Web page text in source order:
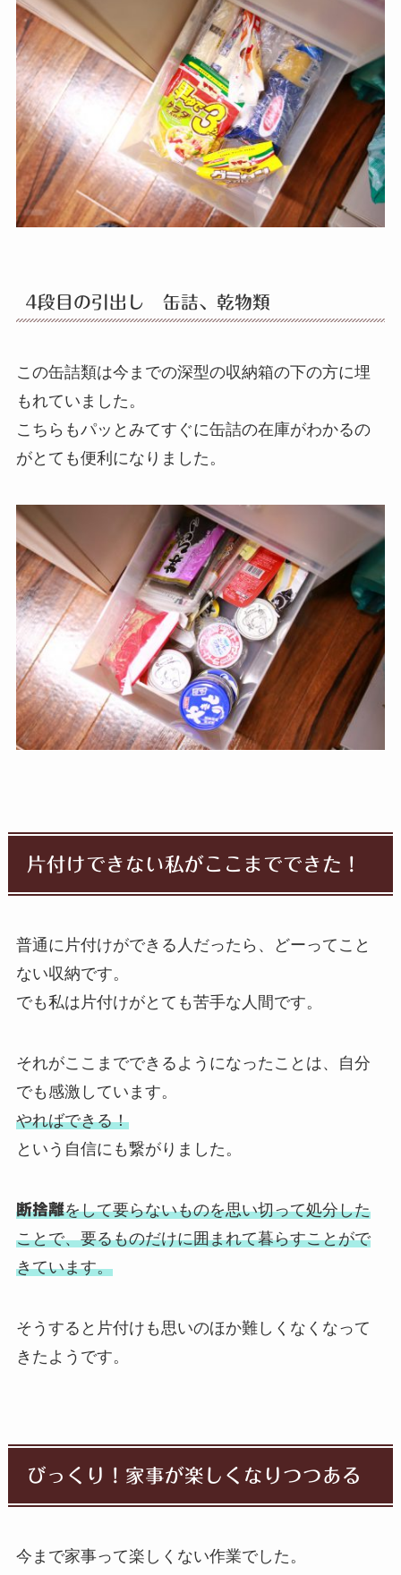
4段目の引出し 缶詰、乾物類
この缶詰類は今までの深型の収納箱の下の方に埋
もれていました。
こちらもパッとみてすぐに缶詰の在庫がわかるの
がとても便利になりました。
片付けできない私がここまでできた！
普通に片付けができる人だったら、どーってこと
ない収納です。
でも私は片付けがとても苦手な人間です。
それがここまでできるようになったことは、自分
でも感激しています。
やればできる！
という自信にも繋がりました。
断捨離をして要らないものを思い切って処分した
ことで、要るものだけに囲まれて暮らすことがで
きています。
そうすると片付けも思いのほか難しくなくなって
きたようです。
びっくり！家事が楽しくなりつつある
今まで家事って楽しくない作業でした。